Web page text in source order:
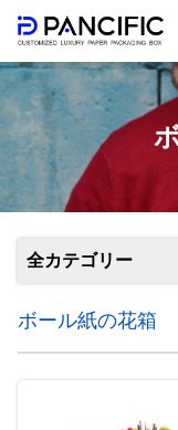
全カテゴリー
ボール紙の花箱